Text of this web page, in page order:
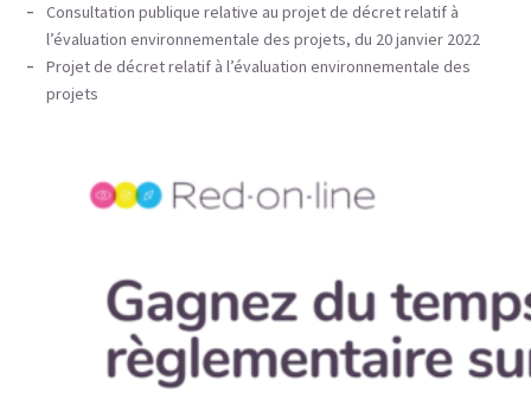
Consultation publique relative au projet de décret relatif à
l’évaluation environnementale des projets, du 20 janvier 2022
Projet de décret relatif à l’évaluation environnementale des
projets